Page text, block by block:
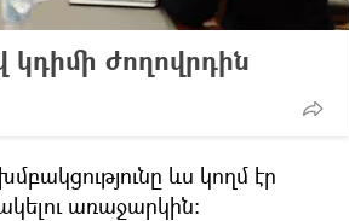
կդիմի ժողովրդին
ևս կողմ էր
առաջարկին։